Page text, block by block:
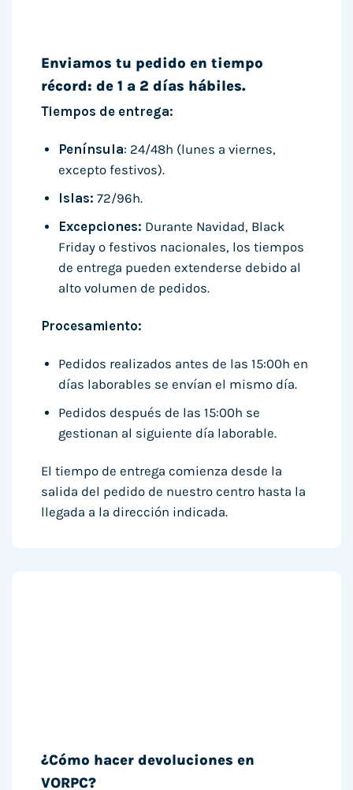
Enviamos tu pedido en tiempo
récord: de 1 a 2 días hábiles.
Tiempos de entrega:
Península: 24/48h (lunes a viernes,
excepto festivos).
Islas: 72/96h.
Excepciones: Durante Navidad, Black
Friday o festivos nacionales, los tiempos
de entrega pueden extenderse debido al
alto volumen de pedidos.
Procesamiento:
Pedidos realizados antes de las 15:00h en
días laborables se envían el mismo día.
Pedidos después de las 15:00h se
gestionan al siguiente día laborable.
El tiempo de entrega comienza desde la
salida del pedido de nuestro centro hasta la
llegada a la dirección indicada.
¿Cómo hacer devoluciones en
VORPC?